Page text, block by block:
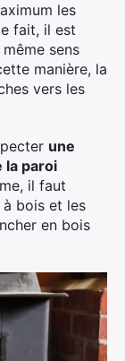
les
fait, il est
sens
manière, la
vers les
une
la paroi
il faut
bois et les
en bois